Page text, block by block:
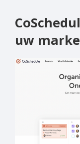
uw